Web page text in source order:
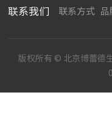
联系我们 联系方式 品
版权所有 © 北京博蕾德